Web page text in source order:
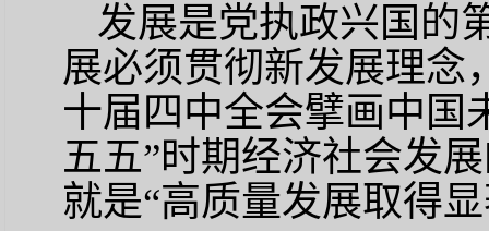
发展是党执政兴国的
展必须贯彻新发展理念
十届四中全会擘画中国
五五”时期经济社会发
就是“高质量发展取得